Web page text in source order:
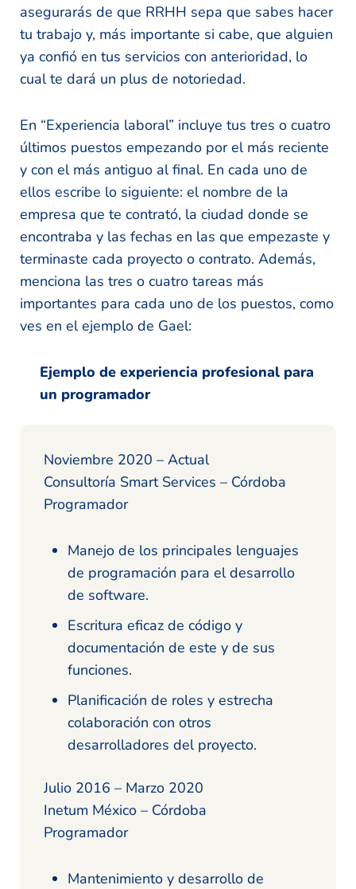
asegurarás de que RRHH sepa que sabes hacer
tu trabajo y, más importante si cabe, que alguien
ya confió en tus servicios con anterioridad, lo
cual te dará un plus de notoriedad.
En “Experiencia laboral” incluye tus tres o cuatro
últimos puestos empezando por el más reciente
y con el más antiguo al final. En cada uno de
ellos escribe lo siguiente: el nombre de la
empresa que te contrató, la ciudad donde se
encontraba y las fechas en las que empezaste y
terminaste cada proyecto o contrato. Además,
menciona las tres o cuatro tareas más
importantes para cada uno de los puestos, como
ves en el ejemplo de Gael:
Ejemplo de experiencia profesional para
un programador
Noviembre 2020 – Actual
Consultoría Smart Services – Córdoba
Programador
Manejo de los principales lenguajes
de programación para el desarrollo
de software.
Escritura eficaz de código y
documentación de este y de sus
funciones.
Planificación de roles y estrecha
colaboración con otros
desarrolladores del proyecto.
Julio 2016 – Marzo 2020
Inetum México – Córdoba
Programador
Mantenimiento y desarrollo de